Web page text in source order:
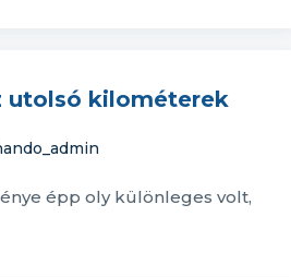
utolsó kilométerek
épp oly különleges volt,